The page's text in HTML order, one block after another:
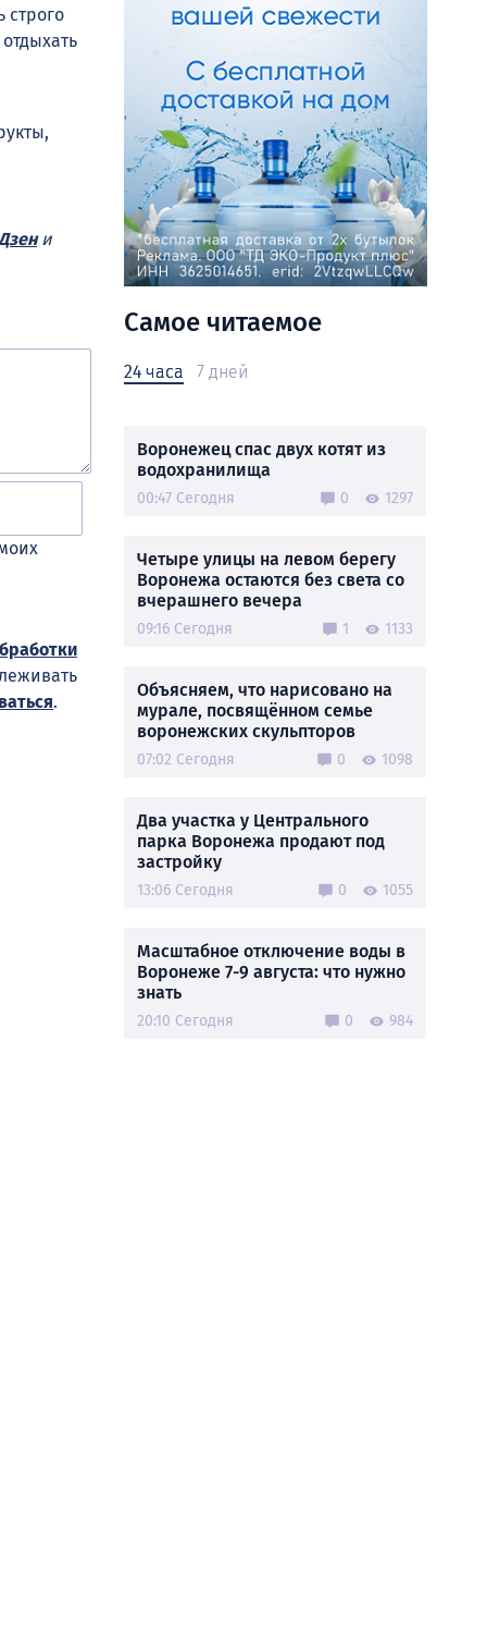
строго
и
.
Самое читаемое
24 часа 7 дней
Воронежец спас двух котят из
водохранилища
00:47 Сегодня 0 1297
Четыре улицы на левом берегу
Воронежа остаются без света со
вчерашнего вечера
09:16 Сегодня 1 1133
Объясняем, что нарисовано на
мурале, посвящённом семье
воронежских скульпторов
07:02 Сегодня 0 1098
Два участка у Центрального
парка Воронежа продают под
застройку
13:06 Сегодня 0 1055
Масштабное отключение воды в
Воронеже 7-9 августа: что нужно
знать
20:10 Сегодня 0 984